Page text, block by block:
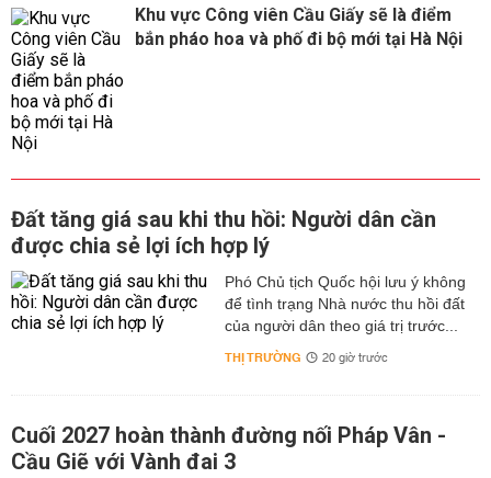
Khu vực Công viên Cầu Giấy sẽ là điểm
bắn pháo hoa và phố đi bộ mới tại Hà Nội
Đất tăng giá sau khi thu hồi: Người dân cần
được chia sẻ lợi ích hợp lý
Phó Chủ tịch Quốc hội lưu ý không
để tình trạng Nhà nước thu hồi đất
của người dân theo giá trị trước...
THỊ TRƯỜNG 20 giờ trước
Cuối 2027 hoàn thành đường nối Pháp Vân -
Cầu Giẽ với Vành đai 3